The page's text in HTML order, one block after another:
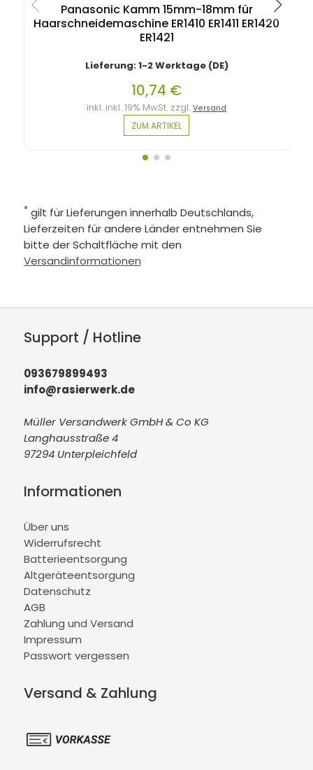
Panasonic Kamm 15mm-18mm für
Haarschneidemaschine ER1410 ER1411 ER1420
ER1421
Lieferung: 1-2 Werktage (DE)
10,74 €
inkl. inkl. 19% MwSt. zzgl.Versand
ZUM ARTIKEL
* gilt für Lieferungen innerhalb Deutschlands,
Lieferzeiten für andere Länder entnehmen Sie
bitte der Schaltfläche mit den
Versandinformationen
Support / Hotline
093679899493
info@rasierwerk.de
Müller Versandwerk GmbH & Co KG
Langhausstraße 4
97294 Unterpleichfeld
Informationen
Über uns
Widerrufsrecht
Batterieentsorgung
Altgeräteentsorgung
Datenschutz
AGB
Zahlung und Versand
Impressum
Passwort vergessen
Versand & Zahlung